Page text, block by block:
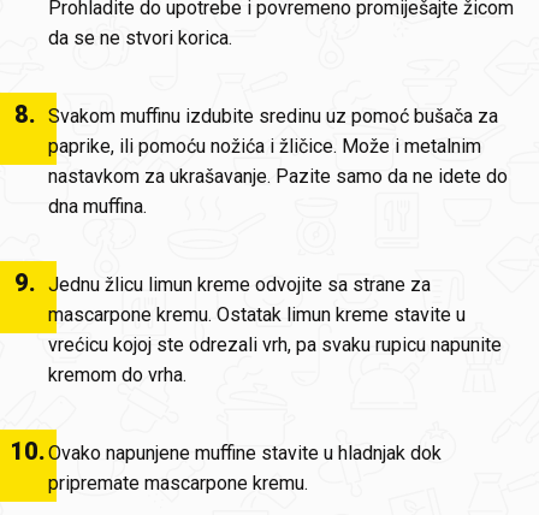
Prohladite do upotrebe i povremeno promiješajte žicom
da se ne stvori korica.
8. Svakom muffinu izdubite sredinu uz pomoć bušača za
paprike, ili pomoću nožića i žličice. Može i metalnim
nastavkom za ukrašavanje. Pazite samo da ne idete do
dna muffina.
9. Jednu žlicu limun kreme odvojite sa strane za
mascarpone kremu. Ostatak limun kreme stavite u
vrećicu kojoj ste odrezali vrh, pa svaku rupicu napunite
kremom do vrha.
10.Ovako napunjene muffine stavite u hladnjak dok
pripremate mascarpone kremu.